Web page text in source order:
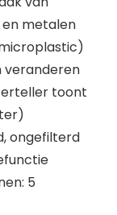
metalen
veranderen
toont
ongefilterd
5